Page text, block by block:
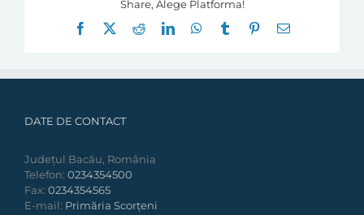
Share, Alege Platforma!
Facebook
RedditLinkedInWhatsApp
Tumblr Pinterest
E-
DATE DE CONTACT
Județul Bacău, România
Telefon: 0234354500
Fax: 0234354565
E-mail: Primăria Scorțeni